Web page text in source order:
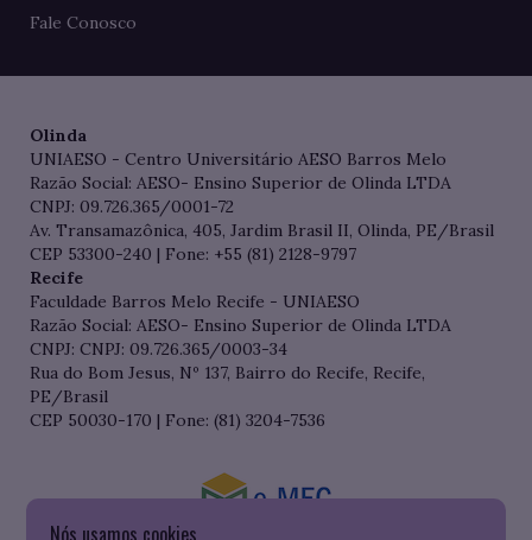
Nós usamos cookies
Fale Conosco
Olinda
UNIAESO - Centro Universitário AESO Barros Melo
Razão Social: AESO- Ensino Superior de Olinda LTDA
CNPJ: 09.726.365/0001-72
Av. Transamazônica, 405, Jardim Brasil II, Olinda, PE/Brasil
CEP 53300-240 | Fone: +55 (81) 2128-9797
Recife
Faculdade Barros Melo Recife - UNIAESO
Razão Social: AESO- Ensino Superior de Olinda LTDA
CNPJ: CNPJ: 09.726.365/0003-34
Rua do Bom Jesus, Nº 137, Bairro do Recife, Recife,
PE/Brasil
CEP 50030-170 | Fone: (81) 3204-7536
Consulte o cadastro da Instituição no Sistema do e-MEC